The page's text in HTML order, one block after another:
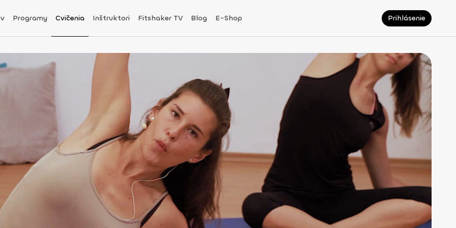
Programy Cvičenia Inštruktori Fitshaker TV Blog E-Shop Prihlásenie